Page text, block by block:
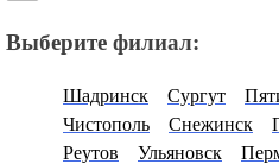
Выберите филиал:
Шадринск Сургут
Чистополь
Снежинск
Реутов
Ульяновск